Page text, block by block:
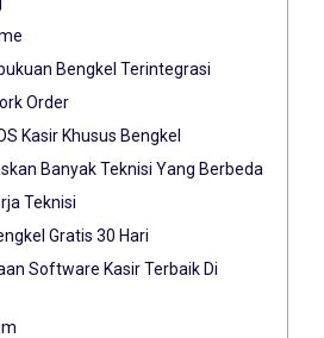
Bengkel Terintegrasi
Order
Kasir Khusus Bengkel
Banyak Teknisi Yang Berbeda
Teknisi
Gratis 30 Hari
Software Kasir Terbaik Di